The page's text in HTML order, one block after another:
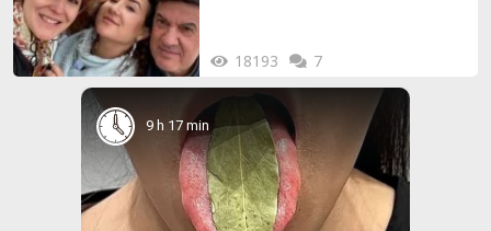
18193 7
9 h 17 min